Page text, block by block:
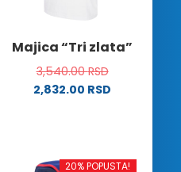
izabrane
stranici
proizvoda.
Majica “Tri zlata”
3,540.00RSD
2,832.00 RSD
više
20% POPUSTA!